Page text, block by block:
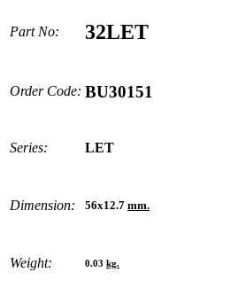
Part No: 32LET
Order Code: BU30151
Series: LET
Dimension: 56x12.7 mm.
Weight: 0.03 kg.